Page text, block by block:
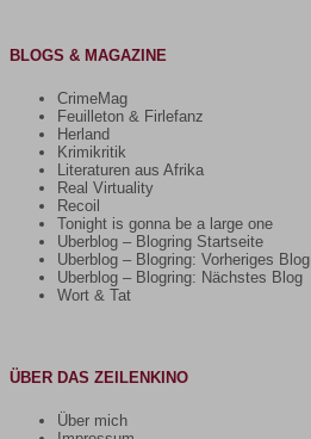
BLOGS & MAGAZINE
CrimeMag
Feuilleton & Firlefanz
Herland
Krimikritik
Literaturen aus Afrika
Real Virtuality
Recoil
Tonight is gonna be a large one
Uberblog – Blogring Startseite
Uberblog – Blogring: Vorheriges Blog
Uberblog – Blogring: Nächstes Blog
Wort & Tat
ÜBER DAS ZEILENKINO
Über mich